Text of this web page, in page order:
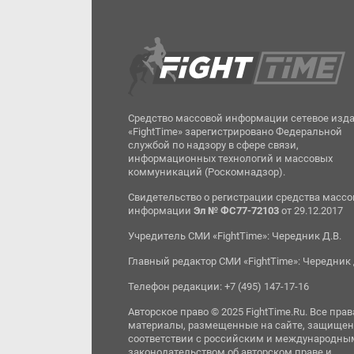
Средство массовой информации сетевое
«FightTime» зарегистрировано Федеральной
службой по надзору в сфере связи,
информационных технологий и массовых
коммуникаций (Роскомнадзор).
Свидетельство о регистрации средства
информацииЭл № ФС77-72103 от 29.12.2017
Учредитель СМИ «FightTime»: Чередник Д.В.
Главный редактор СМИ «FightTime»: Чередник
Телефон редакции: +7 (495) 147-17-16
Авторское право © 2025 FightTime.Ru. Все
материалы, размещенные на сайте,
соответствии с российским и